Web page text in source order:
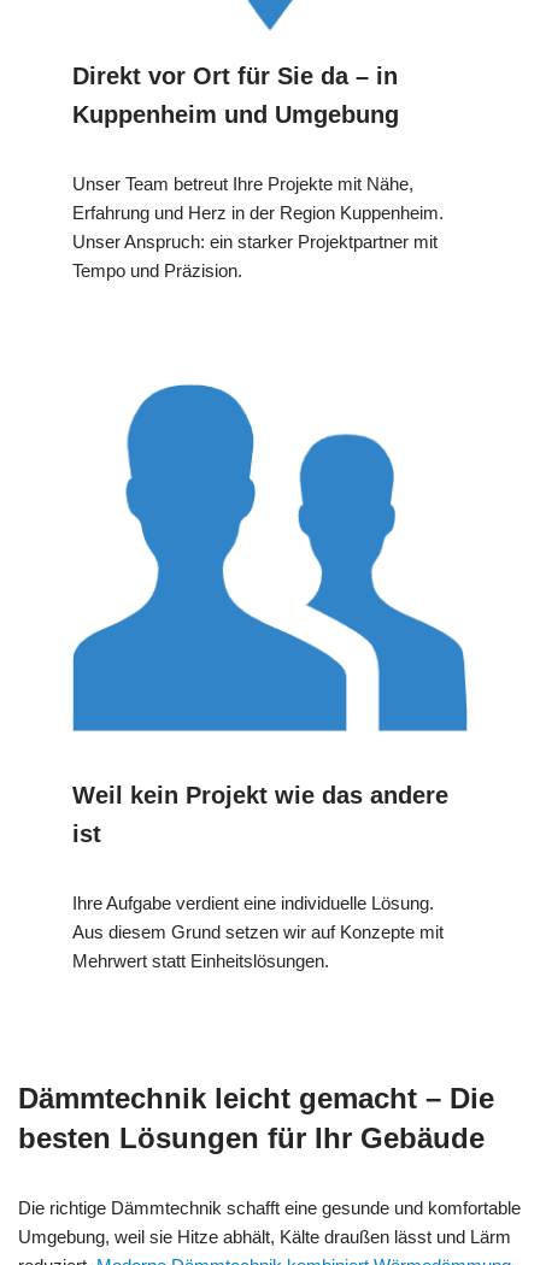
Direkt vor Ort für Sie da – in
Kuppenheim und Umgebung
Unser Team betreut Ihre Projekte mit Nähe,
Erfahrung und Herz in der Region Kuppenheim.
Unser Anspruch: ein starker Projektpartner mit
Tempo und Präzision.
Weil kein Projekt wie das andere
ist
Ihre Aufgabe verdient eine individuelle Lösung.
Aus diesem Grund setzen wir auf Konzepte mit
Mehrwert statt Einheitslösungen.
Dämmtechnik leicht gemacht – Die
besten Lösungen für Ihr Gebäude
Die richtige Dämmtechnik schafft eine gesunde und komfortable
Umgebung, weil sie Hitze abhält, Kälte draußen lässt und Lärm